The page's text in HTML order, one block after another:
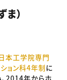
）
本工学院専門
ョン科4年制に
2014年からホ